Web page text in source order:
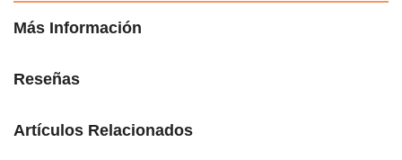
Más Información
Reseñas
Artículos Relacionados